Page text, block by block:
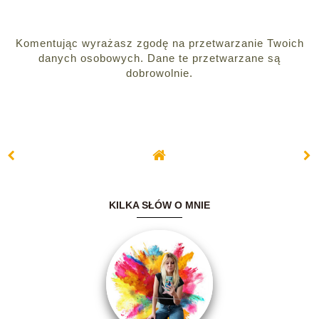
Komentując wyrażasz zgodę na przetwarzanie Twoich
danych osobowych. Dane te przetwarzane są
dobrowolnie.
KILKA SŁÓW O MNIE